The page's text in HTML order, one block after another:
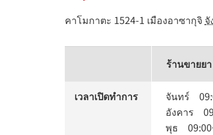
คาโมกาตะ 1524-1 เมืองอาซากุจิ
ร้านขายยา
เวลาเปิดทำการ จันทร์
อังคาร
พุธ 09:00